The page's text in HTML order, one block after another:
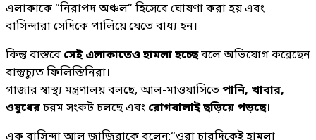
এলাকাকে “নিরাপদ অঞ্চল” হিসেবে ঘোষণা করা হয় এবং
বাসিন্দারা সেদিকে পালিয়ে যেতে বাধ্য হন।
কিন্তু বাস্তবে সেই এলাকাতেও হামলা হচ্ছেবলে অভিযোগ করেছেন
বাস্তুচ্যুত ফিলিস্তিনিরা।
গাজার স্বাস্থ্য মন্ত্রণালয় বলছে, আল-মাওয়াসিতেপানি, খাবার,
ওষুধেরচরম সংকট চলছে এবং রোগবালাই ছড়িয়ে পড়ছে।